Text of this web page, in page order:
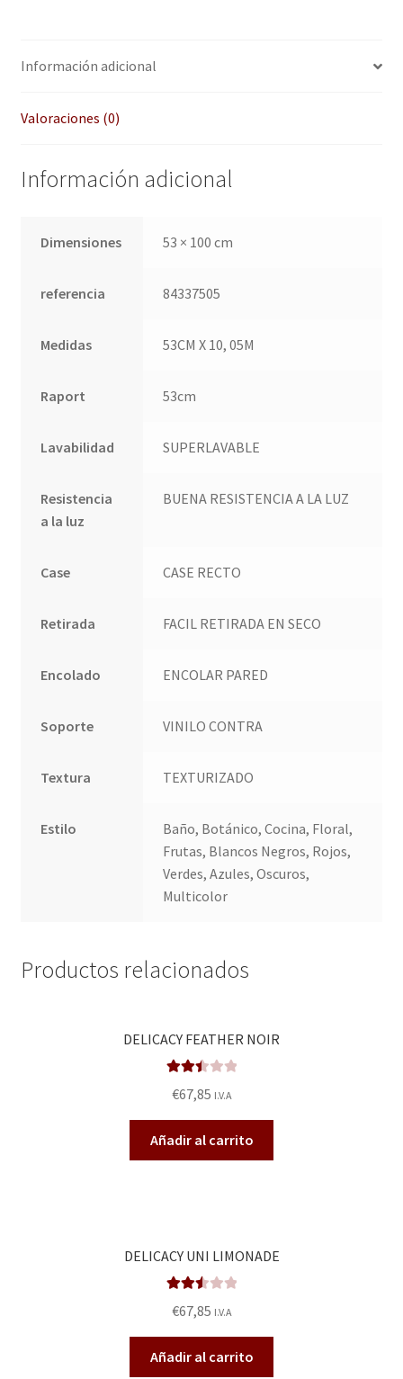
Política de privacidad
Preguntas frecuentes
QUÉ OFRECEMOS
Tu Proyecto
Información adicional
Valoraciones (0)
Información adicional
Dimensiones 53 × 100 cm
referencia 84337505
Medidas 53CM X 10, 05M
Raport 53cm
Lavabilidad SUPERLAVABLE
Resistencia
a la luz
BUENA RESISTENCIA A LA LUZ
Case CASE RECTO
Retirada FACIL RETIRADA EN SECO
Encolado ENCOLAR PARED
Soporte VINILO CONTRA
Textura TEXTURIZADO
Estilo
Baño, Botánico, Cocina, Floral,
Frutas, Blancos Negros, Rojos,
Verdes, Azules, Oscuros,
Multicolor
Productos relacionados
DELICACY FEATHER NOIR
do en
2.53
de 5
€67,85 I.V.A
Añadir al carrito
DELICACY UNI LIMONADE
do en
2.57
de 5
€67,85 I.V.A
Añadir al carrito